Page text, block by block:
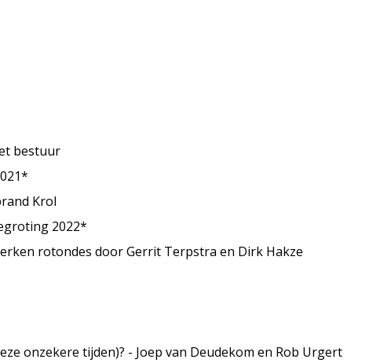
bestuur
Krol
2022*
rotondes door Gerrit Terpstra en Dirk Hakze
onzekere tijden)? - Joep van Deudekom en Rob Urgert